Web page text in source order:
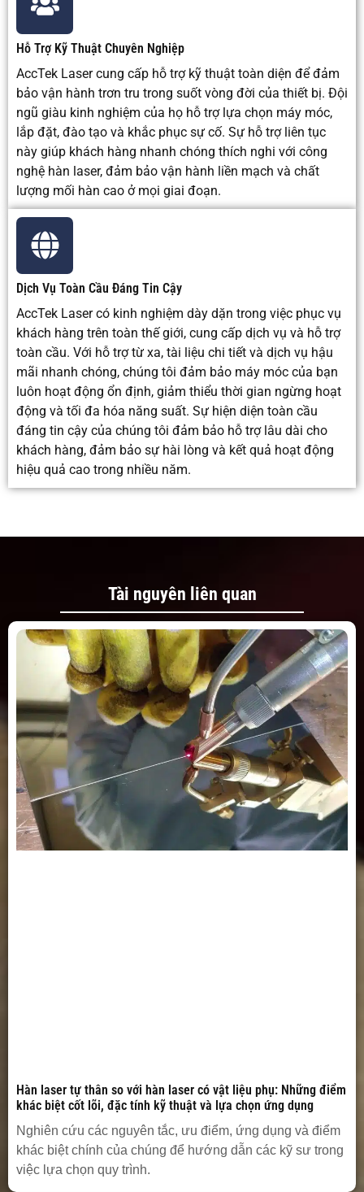
Hỗ Trợ Kỹ Thuật Chuyên Nghiệp
AccTek Laser cung cấp hỗ trợ kỹ thuật toàn diện để đảm
bảo vận hành trơn tru trong suốt vòng đời của thiết bị. Đội
ngũ giàu kinh nghiệm của họ hỗ trợ lựa chọn máy móc,
lắp đặt, đào tạo và khắc phục sự cố. Sự hỗ trợ liên tục
này giúp khách hàng nhanh chóng thích nghi với công
nghệ hàn laser, đảm bảo vận hành liền mạch và chất
lượng mối hàn cao ở mọi giai đoạn.
Dịch Vụ Toàn Cầu Đáng Tin Cậy
AccTek Laser có kinh nghiệm dày dặn trong việc phục vụ
khách hàng trên toàn thế giới, cung cấp dịch vụ và hỗ trợ
toàn cầu. Với hỗ trợ từ xa, tài liệu chi tiết và dịch vụ hậu
mãi nhanh chóng, chúng tôi đảm bảo máy móc của bạn
luôn hoạt động ổn định, giảm thiểu thời gian ngừng hoạt
động và tối đa hóa năng suất. Sự hiện diện toàn cầu
đáng tin cậy của chúng tôi đảm bảo hỗ trợ lâu dài cho
khách hàng, đảm bảo sự hài lòng và kết quả hoạt động
hiệu quả cao trong nhiều năm.
Tài nguyên liên quan
Hàn laser tự thân so với hàn laser có vật liệu phụ: Những điểm
khác biệt cốt lõi, đặc tính kỹ thuật và lựa chọn ứng dụng
Nghiên cứu các nguyên tắc, ưu điểm, ứng dụng và điểm
khác biệt chính của chúng để hướng dẫn các kỹ sư trong
việc lựa chọn quy trình.